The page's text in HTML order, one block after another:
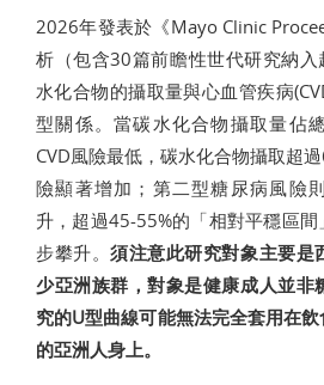
2026年發表於《Mayo Clinic
析（包含30篇前瞻性世代研究納
水化合物的攝取量與心血管疾病
型關係。當碳水化合物攝取量佔
CVD風險最低，碳水化合物攝取超
險顯著增加；第二型糖尿病風險
升，超過45-55%的「相對平穩區
步攀升。須注意此研究對象主要是
少亞洲族群，對象是健康成人並非
究的U型曲線可能無法完全套用在
的亞洲人身上。